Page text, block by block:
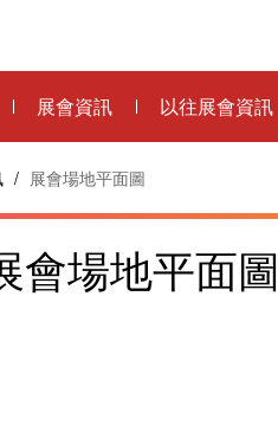
展會資訊 以往展會資訊
/ 展會場地平面圖
會場地平面圖